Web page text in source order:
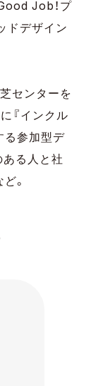
Job！プ
ドデザイン
センターを
『インクル
る参加型デ
ある人と社
。